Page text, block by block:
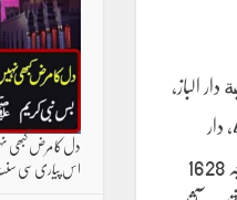
دل کا مرض کبھی
اس پیاری سی
پڑھا۔ حوالے: (1) بيهقي، السنن الکبری، 4: 30، رقم: 6698، مکتبة دار الباز،
مکة المکرمة (2) ابن کثير، البداية والنهاية، 3: 232، مکتبة المعارف، بيروت، لبنان (3) سيوطي، الخصائص الکبری، 2: 483، دار
الکتب العلمية، بيروت، لبنان (4) ابن جرير، تاريخ طبری، 2: 239، دار الکتب العلمية، بيروت، لبنان میں ہے۔ (5) ابن ماجہ 1628